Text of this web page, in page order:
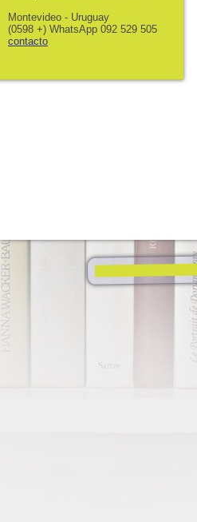
Montevideo - Uruguay
(0598 +) WhatsApp 092 529 505
contacto